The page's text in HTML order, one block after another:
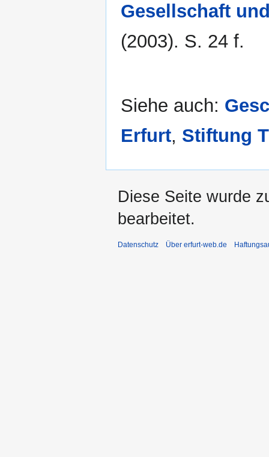
Gesellschaft
(2003). S. 24 f.
Siehe auch:
Erfurt, Stiftung
Diese Seite wurde
bearbeitet.
Datenschutz Über erfurt-web.de